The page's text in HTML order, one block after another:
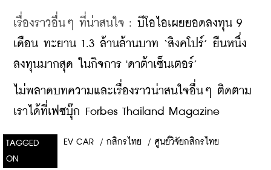
เรื่องราวอื่นๆ ที่น่าสนใจ : บีโอไอเผยยอดลงทุน 9
เดือน ทะยาน 1.3 ล้านล้านบาท ‘สิงคโปร์’ ยืนหนึ่ง
ลงทุนมากสุด ในกิจการ 'ดาต้าเซ็นเตอร์’
ไม่พลาดบทความและเรื่องราวน่าสนใจอื่นๆ ติดตาม
เราได้ที่เฟซบุ๊ก Forbes Thailand Magazine
TAGGED
ON
EV CAR / กสิกรไทย / ศูนย์วิจัยกสิกรไทย